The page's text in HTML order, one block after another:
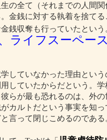
の全て（それまでの人間
金銭に対する執着を捨て
銭収奪も行っていたとい
ライフスーペー
していなかった理由とい
していたからだという。
らが最も恐れるのは、外
カルトだという事実を知
言って閉じこめるのである